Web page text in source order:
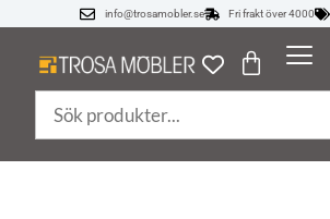
info@trosamobler.se Fri frakt över 4000